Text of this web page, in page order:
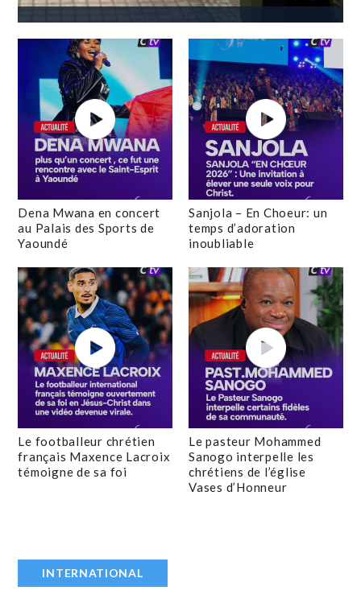
Dena Mwana en concert
au Palais des Sports de
Yaoundé
Sanjola – En Choeur: un
temps d’adoration
inoubliable
Le footballeur chrétien
français Maxence Lacroix
témoigne de sa foi
Le pasteur Mohammed
Sanogo interpelle les
chrétiens de l’église
Vases d’Honneur
INTERNATIONAL